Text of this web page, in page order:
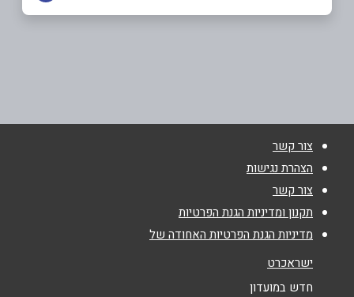
נושא*
אנא חזרו אלי בקשר ל...
צור קשר
הצהרת נגישות
צור קשר
תקנון ומדיניות הגנת הפרטיות
מדיניות הגנת הפרטיות האחודה של
ישראכרט
חדש במועדון